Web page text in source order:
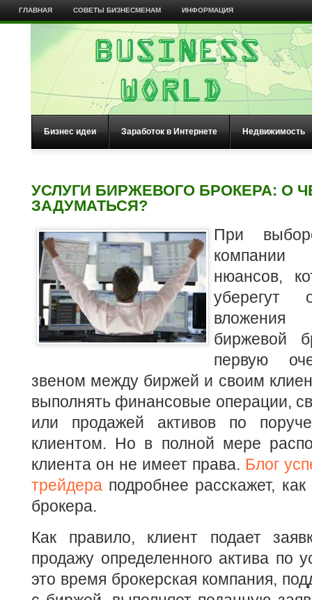
ГЛАВНАЯ СОВЕТЫ БИЗНЕСМЕНАМ ИНФОРМАЦИЯ
Бизнес идеи Заработок в Интернете Недвижимость
УСЛУГИ БИРЖЕВОГО БРОКЕРА: О
ЗАДУМАТЬСЯ?
При
компании
нюансов,
уберегут
биржевой
первую
звеном между биржей и своим
выполнять финансовые операции,
или продажей активов по
клиентом. Но в полной мере
клиента он не имеет права. Блог
трейдера подробнее расскажет,
брокера.
Как правило, клиент подает
продажу определенного актива по
это время брокерская компания,